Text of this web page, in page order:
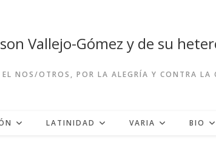
Vallejo-Gómez y de su
EL NOS/OTROS, POR LA ALEGRÍA Y CONTRA LA
LATINIDAD VARIA BIO